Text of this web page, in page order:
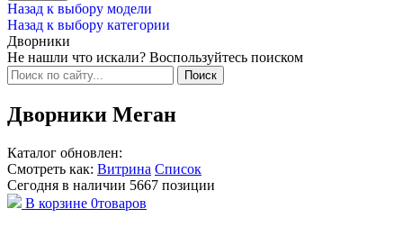
Назад к выбору модели
Назад к выбору категории
Дворники
Не нашли что искали? Воспользуйтесь поиском
Дворники Меган
Каталог обновлен:
Смотреть как: Витрина Список
Сегодня в наличии 5667 позиции
В корзине 0товаров